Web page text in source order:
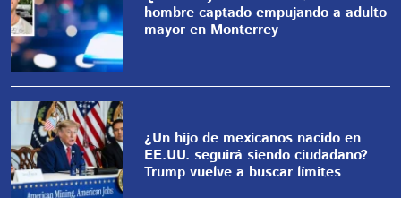
hombre captado empujando a adulto
mayor en Monterrey
¿Un hijo de mexicanos nacido en
EE.UU. seguirá siendo ciudadano?
Trump vuelve a buscar límites